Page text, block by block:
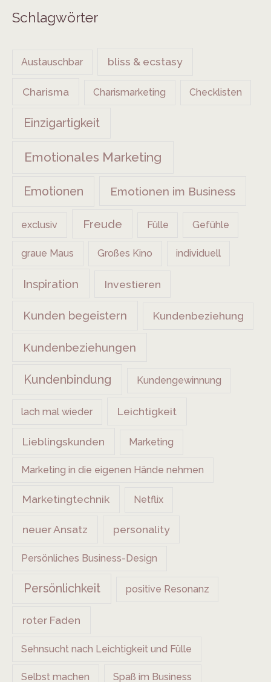
Schlagwörter
Austauschbar bliss & ecstasy
Charisma Charismarketing Checklisten
Einzigartigkeit
Emotionales Marketing
Emotionen Emotionen im Business
exclusiv Freude Fülle Gefühle
graue Maus Großes Kino individuell
Inspiration Investieren
Kunden begeistern Kundenbeziehung
Kundenbeziehungen
Kundenbindung Kundengewinnung
lach mal wieder Leichtigkeit
Lieblingskunden Marketing
Marketing in die eigenen Hände nehmen
Marketingtechnik Netflix
neuer Ansatz personality
Persönliches Business-Design
Persönlichkeit positive Resonanz
roter Faden
Sehnsucht nach Leichtigkeit und Fülle
Selbst machen Spaß im Business